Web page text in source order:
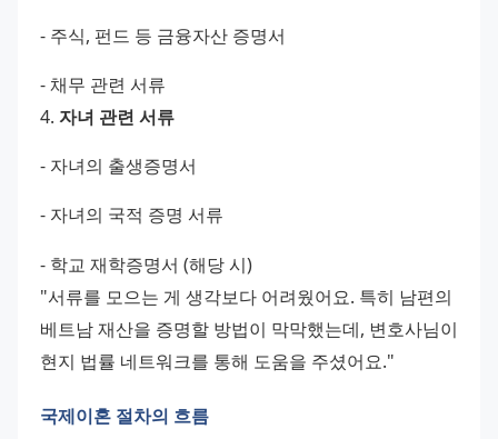
- 주식, 펀드 등 금융자산 증명서
- 채무 관련 서류
4. 자녀 관련 서류
- 자녀의 출생증명서
- 자녀의 국적 증명 서류
- 학교 재학증명서 (해당 시)
"서류를 모으는 게 생각보다 어려웠어요. 특히 남편의
베트남 재산을 증명할 방법이 막막했는데, 변호사님이
현지 법률 네트워크를 통해 도움을 주셨어요."
국제이혼 절차의 흐름